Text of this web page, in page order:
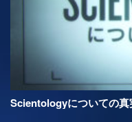
Scientologyについての真